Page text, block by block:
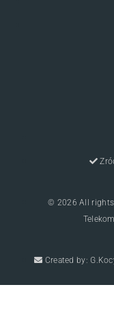
© 2026 All rights
Created by: